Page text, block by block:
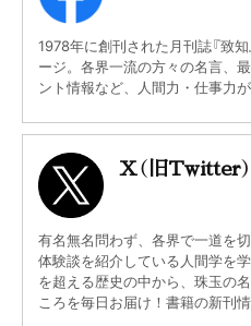
1978年に創刊された月刊誌『致
ージ。各界一流の方々の名言、
ント情報など、人間力・仕事力
X（旧Twitter）
有名無名問わず、各界で一道を
体験談を紹介している人間学を
を超える歴史の中から、珠玉の
ころを毎日お届け！書籍の新刊